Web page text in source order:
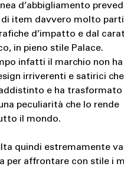
d’abbigliamento
di item davvero molto
d’impatto e dal
in pieno stile Palace.
infatti il marchio non ha
irriverenti e satirici
e ha trasformato
peculiarità che lo rende
il mondo.
quindi estremamente
per affrontare con stile i